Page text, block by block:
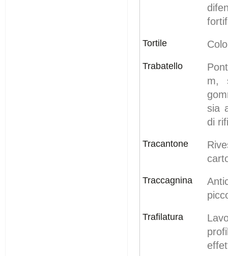
Tortile
Trabatello
m,
sia
di
Tracantone
Traccagnina
Trafilatura